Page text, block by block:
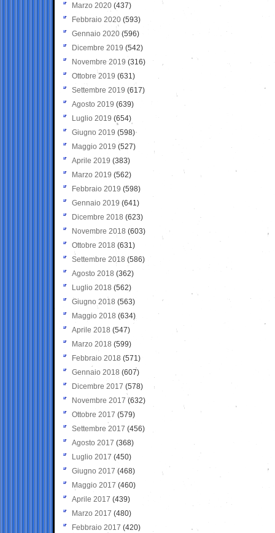
Marzo 2020 (437)
Febbraio 2020 (593)
Gennaio 2020 (596)
Dicembre 2019 (542)
Novembre 2019 (316)
Ottobre 2019 (631)
Settembre 2019 (617)
Agosto 2019 (639)
Luglio 2019 (654)
Giugno 2019 (598)
Maggio 2019 (527)
Aprile 2019 (383)
Marzo 2019 (562)
Febbraio 2019 (598)
Gennaio 2019 (641)
Dicembre 2018 (623)
Novembre 2018 (603)
Ottobre 2018 (631)
Settembre 2018 (586)
Agosto 2018 (362)
Luglio 2018 (562)
Giugno 2018 (563)
Maggio 2018 (634)
Aprile 2018 (547)
Marzo 2018 (599)
Febbraio 2018 (571)
Gennaio 2018 (607)
Dicembre 2017 (578)
Novembre 2017 (632)
Ottobre 2017 (579)
Settembre 2017 (456)
Agosto 2017 (368)
Luglio 2017 (450)
Giugno 2017 (468)
Maggio 2017 (460)
Aprile 2017 (439)
Marzo 2017 (480)
Febbraio 2017 (420)